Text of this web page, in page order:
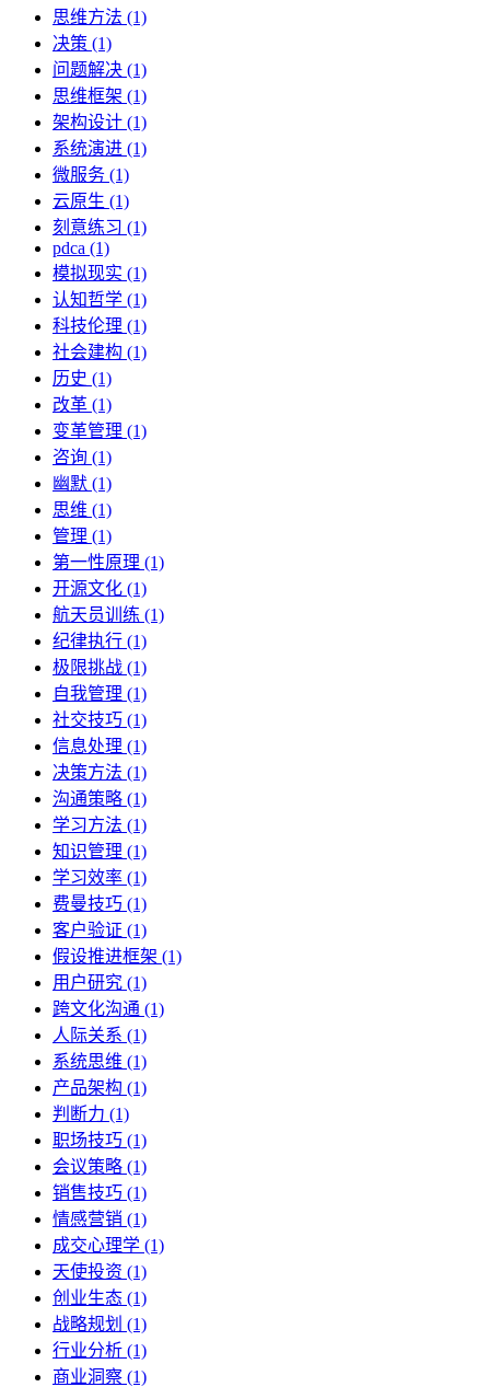
思维方法 (1)
决策 (1)
问题解决 (1)
思维框架 (1)
架构设计 (1)
系统演进 (1)
微服务 (1)
云原生 (1)
刻意练习 (1)
pdca (1)
模拟现实 (1)
认知哲学 (1)
科技伦理 (1)
社会建构 (1)
历史 (1)
改革 (1)
变革管理 (1)
咨询 (1)
幽默 (1)
思维 (1)
管理 (1)
第一性原理 (1)
开源文化 (1)
航天员训练 (1)
纪律执行 (1)
极限挑战 (1)
自我管理 (1)
社交技巧 (1)
信息处理 (1)
决策方法 (1)
沟通策略 (1)
学习方法 (1)
知识管理 (1)
学习效率 (1)
费曼技巧 (1)
客户验证 (1)
假设推进框架 (1)
用户研究 (1)
跨文化沟通 (1)
人际关系 (1)
系统思维 (1)
产品架构 (1)
判断力 (1)
职场技巧 (1)
会议策略 (1)
销售技巧 (1)
情感营销 (1)
成交心理学 (1)
天使投资 (1)
创业生态 (1)
战略规划 (1)
行业分析 (1)
商业洞察 (1)